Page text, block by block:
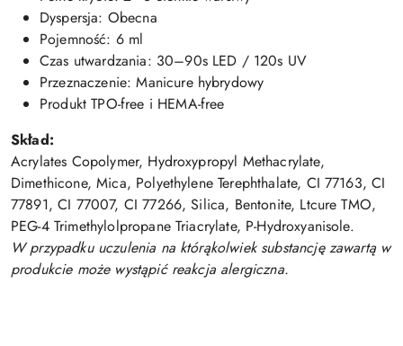
Dyspersja: Obecna
Pojemność: 6 ml
Czas utwardzania: 30–90s LED / 120s UV
Przeznaczenie: Manicure hybrydowy
Produkt TPO-free i HEMA-free
Skład:
Acrylates Copolymer, Hydroxypropyl Methacrylate,
Dimethicone, Mica, Polyethylene Terephthalate, CI 77163, CI
77891, CI 77007, CI 77266, Silica, Bentonite, Ltcure TMO,
PEG-4 Trimethylolpropane Triacrylate, P-Hydroxyanisole.
W przypadku uczulenia na którąkolwiek substancję zawartą w
produkcie może wystąpić reakcja alergiczna.